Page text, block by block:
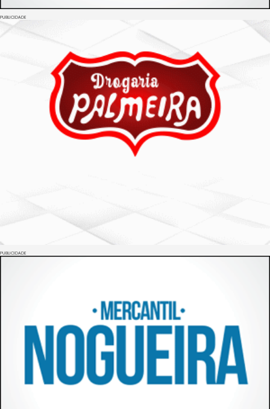
PUBLICIDADE
PUBLICIDADE